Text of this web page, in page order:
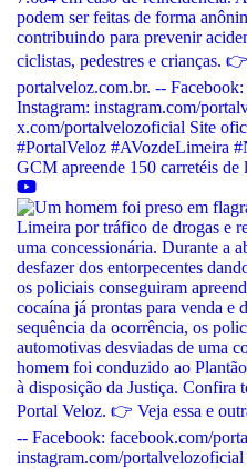
GCM apreende 150 carretéis de